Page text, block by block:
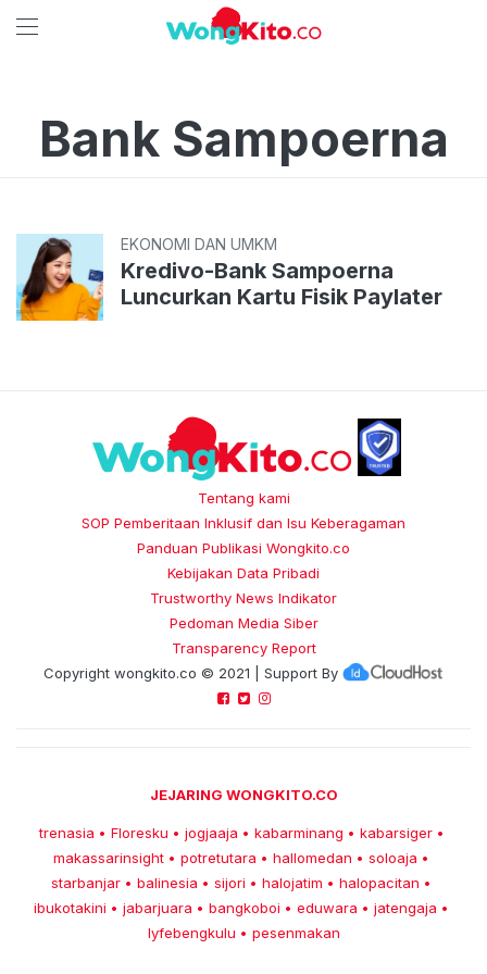
Bank Sampoerna
EKONOMI DAN UMKM
Kredivo-Bank Sampoerna
Luncurkan Kartu Fisik Paylater
Tentang kami
SOP Pemberitaan Inklusif dan Isu Keberagaman
Panduan Publikasi Wongkito.co
Kebijakan Data Pribadi
Trustworthy News Indikator
Pedoman Media Siber
Transparency Report
Copyright wongkito.co © 2021 | Support By
JEJARING WONGKITO.CO
trenasia • Floresku • jogjaaja • kabarminang • kabarsiger •
makassarinsight • potretutara • hallomedan • soloaja •
starbanjar • balinesia • sijori • halojatim • halopacitan •
ibukotakini • jabarjuara • bangkoboi • eduwara • jatengaja •
lyfebengkulu • pesenmakan